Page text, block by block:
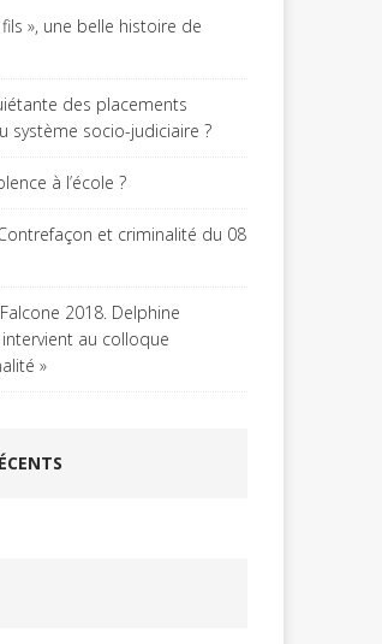
», une belle histoire de
des placements
système socio-judiciaire ?
à l’école ?
et criminalité du 08
Falcone 2018. Delphine
intervient au colloque
»